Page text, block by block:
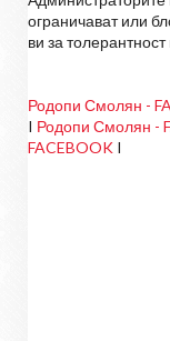
ограничават или
ви за
Родопи Смолян -
I Родопи Смолян -
FACEBOOK I